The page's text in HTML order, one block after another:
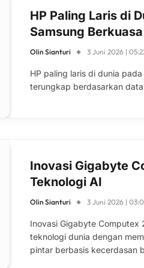
HP Paling Laris di
Samsung Berkuasa
Olin Sianturi 3 Juni 2026 |
HP paling laris di dunia
terungkap berdasarkan
Inovasi Gigabyte
Teknologi AI
Olin Sianturi 3 Juni 2026 |
Inovasi Gigabyte
teknologi dunia dengan
pintar berbasis kecerdasan